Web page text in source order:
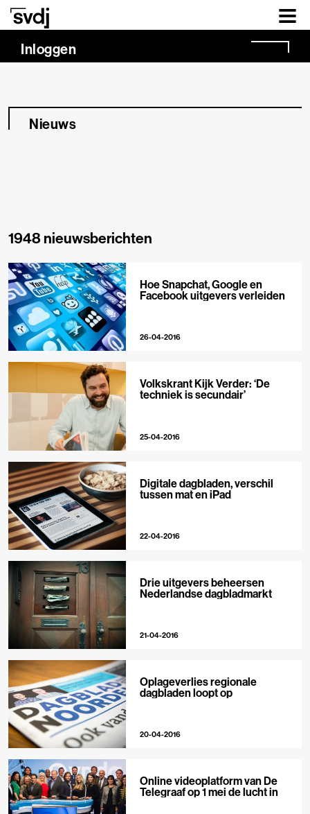
Naar hoofdinhoud
Inloggen
Nieuws
1948 nieuwsberichten
Hoe Snapchat, Google en
Facebook uitgevers verleiden
26-04-2016
Volkskrant Kijk Verder: ‘De
techniek is secundair’
25-04-2016
Digitale dagbladen, verschil
tussen mat en iPad
22-04-2016
Drie uitgevers beheersen
Nederlandse dagbladmarkt
21-04-2016
Oplageverlies regionale
dagbladen loopt op
20-04-2016
Online videoplatform van De
Telegraaf op 1 mei de lucht in